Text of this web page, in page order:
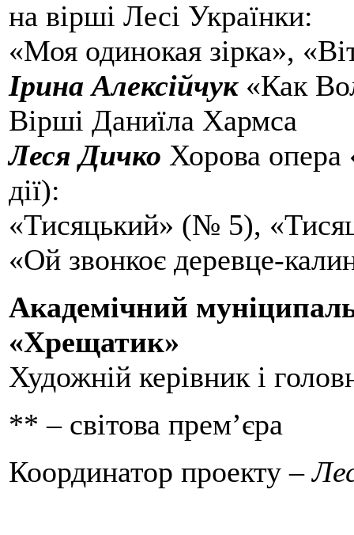
на вірші Лесі Українки:
«Моя одинокая зірка»,
Ірина Алексійчук«Как
Вірші Даниїла Хармса
Леся Дичко Хорова опера
дії):
«Тисяцький» (№ 5),
«Ой звонкоє деревце-
Академічний
«Хрещатик»
Художній керівник і
** – світова прем’єра
Координатор проекту –